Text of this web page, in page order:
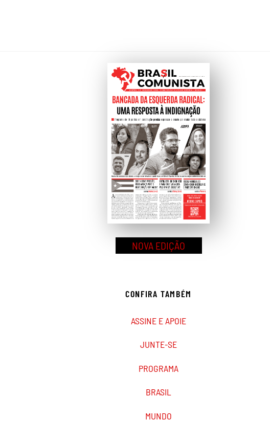
NOVA EDIÇÃO
CONFIRA TAMBÉM
ASSINE E APOIE
JUNTE-SE
PROGRAMA
BRASIL
MUNDO